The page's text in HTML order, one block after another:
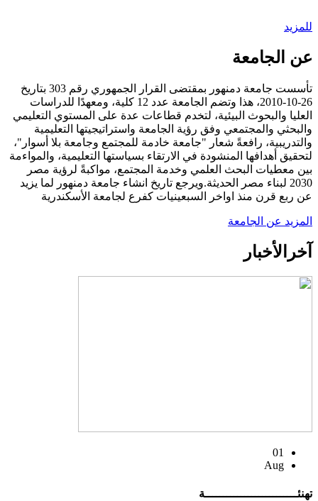
للمزيد
عن الجامعة
تأسست جامعة دمنهور بمقتضى القرار الجمهوري رقم 303 بتاريخ
26-10-2010، هذا وتضم الجامعة عدد 12 كلية، ومعهدًا للدراسات
العليا والبحوث البيئية، لتخدم قطاعات عدة على المستوي التعليمي
والبحثي والمجتمعي وفق رؤية الجامعة واستراتيجيتها التعليمية
والتدريبية، رافعةً شعار "جامعة خادمة للمجتمع وجامعة بلا أسوار"،
لتحقيق أهدافها المنشودة في الارتقاء بسياستها التعليمية، والمواءمة
بين معطيات البحث العلمي وخدمة المجتمع، مواكبةً لرؤية مصر
2030 لبناء مصر الحديثة.ويرجع تاريخ انشاء جامعة دمنهور لما يزيد
عن ربع قرن منذ اواخر السبعينيات كفرع لجامعة الأسكندرية
المزيد عن الجامعة
آخر الأخبار
01
Aug
تهنئــــــــــــــــــــــــــة